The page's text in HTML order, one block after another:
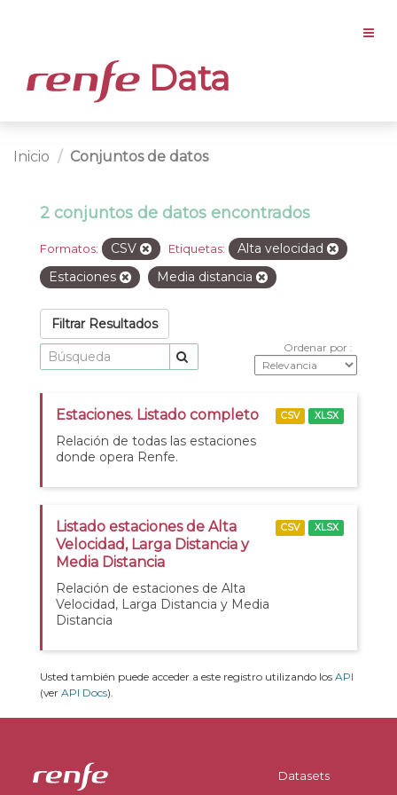
Data
Inicio Conjuntos de datos
2 conjuntos de datos encontrados
Formatos: CSV Etiquetas:
Alta velocidad
Estaciones
Media distancia
Filtrar Resultados
Ordenar por
Estaciones. Listado completo
Relación de todas las estaciones
donde opera Renfe.
CSV XLSX
Listado estaciones de Alta
Velocidad, Larga Distancia y
Media Distancia
Relación de estaciones de Alta
Velocidad, Larga Distancia y Media
Distancia
CSV XLSX
Usted también puede acceder a este registro utilizando los API
(ver API Docs).
Datasets